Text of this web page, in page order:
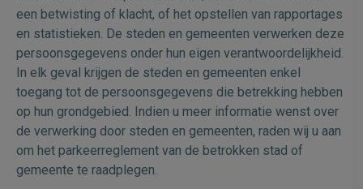
een betwisting of klacht, of het opstellen van rapportages
en statistieken. De steden en gemeenten verwerken deze
persoonsgegevens onder hun eigen verantwoordelijkheid.
In elk geval krijgen de steden en gemeenten enkel
toegang tot de persoonsgegevens die betrekking hebben
op hun grondgebied. Indien u meer informatie wenst over
de verwerking door steden en gemeenten, raden wij u aan
om het parkeerreglement van de betrokken stad of
gemeente te raadplegen.